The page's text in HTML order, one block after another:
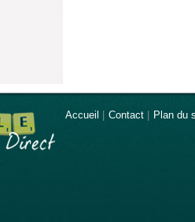
Accueil Contact Plan du